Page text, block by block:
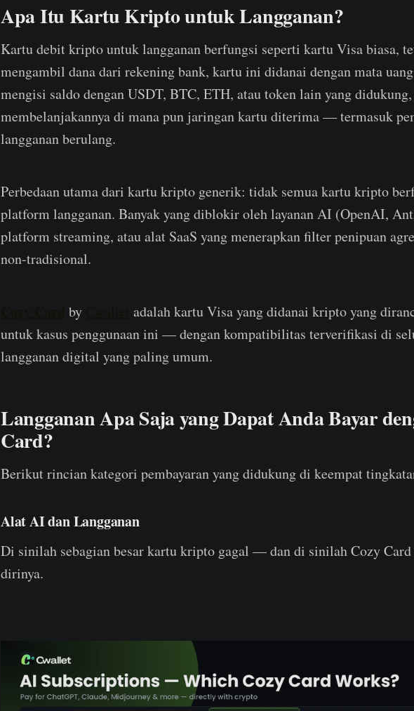
Apa Itu Kartu Kripto untuk Langganan?
Kartu debit kripto untuk langganan berfungsi seperti kartu Visa biasa,
mengambil dana dari rekening bank, kartu ini didanai dengan mata
mengisi saldo dengan USDT, BTC, ETH, atau token lain yang
membelanjakannya di mana pun jaringan kartu diterima — termasuk
langganan berulang.
Perbedaan utama dari kartu kripto generik: tidak semua kartu kripto
platform langganan. Banyak yang diblokir oleh layanan AI (OpenAI,
platform streaming, atau alat SaaS yang menerapkan filter penipuan
non-tradisional.
by
adalah kartu Visa yang didanai kripto yang
untuk kasus penggunaan ini — dengan kompatibilitas terverifikasi di
langganan digital yang paling umum.
Langganan Apa Saja yang Dapat Anda Bayar
Card?
Berikut rincian kategori pembayaran yang didukung di keempat
Alat AI dan Langganan
Di sinilah sebagian besar kartu kripto gagal — dan di sinilah Cozy Card
dirinya.